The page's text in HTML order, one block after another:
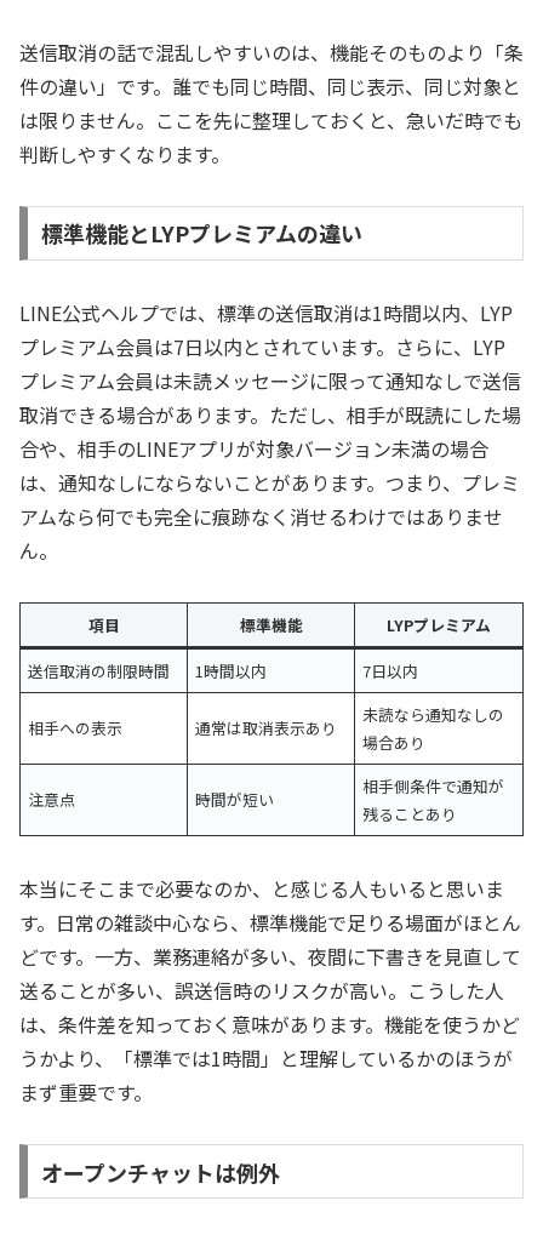
送信取消の話で混乱しやすいのは、機能そのものより「条
件の違い」です。誰でも同じ時間、同じ表示、同じ対象と
は限りません。ここを先に整理しておくと、急いだ時でも
判断しやすくなります。
標準機能とLYPプレミアムの違い
LINE公式ヘルプでは、標準の送信取消は1時間以内、LYP
プレミアム会員は7日以内とされています。さらに、LYP
プレミアム会員は未読メッセージに限って通知なしで送信
取消できる場合があります。ただし、相手が既読にした場
合や、相手のLINEアプリが対象バージョン未満の場合
は、通知なしにならないことがあります。つまり、プレミ
アムなら何でも完全に痕跡なく消せるわけではありませ
ん。
項目 標準機能
LYPプレミアム
送信取消の制限時間
1時間以内 7日以内
相手への表示 通常は取消表示あり
未読なら通知なしの
場合あり
注意点 時間が短い
相手側条件で通知が
残ることあり
本当にそこまで必要なのか、と感じる人もいると思いま
す。日常の雑談中心なら、標準機能で足りる場面がほとん
どです。一方、業務連絡が多い、夜間に下書きを見直して
送ることが多い、誤送信時のリスクが高い。こうした人
は、条件差を知っておく意味があります。機能を使うかど
うかより、「標準では1時間」と理解しているかのほうが
まず重要です。
オープンチャットは例外